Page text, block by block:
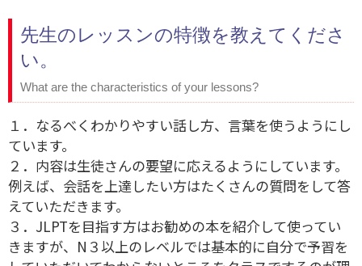
先生のレッスンの特徴を教えてくださ
い。
What are the characteristics of your lessons?
１．なるべくわかりやすい話し方、言葉を使うようにし
ています。
２．内容は生徒さんの要望に応えるようにしています。
例えば、会話を上達したい方はたくさんの質問をして答
えていただきます。
３．JLPTを目指す方はお勧めの本を紹介して使ってい
きますが、N３以上のレベルでは基本的に自分で予習を